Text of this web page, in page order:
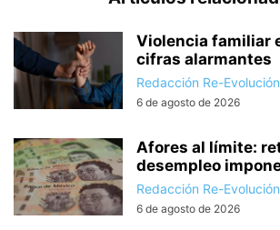
Violencia familiar
cifras alarmantes
Redacción Re-Evolución
6 de agosto de 2026
Afores al límite:
desempleo
Redacción Re-Evolución
6 de agosto de 2026